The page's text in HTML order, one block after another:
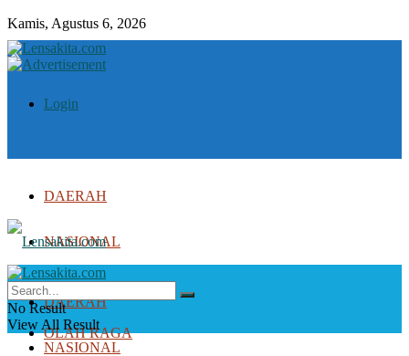
Kamis, Agustus 6, 2026
Login
DAERAH
NASIONAL
DUNIA
OLAH RAGA
DAERAH
NASIONAL
No Result
View All Result